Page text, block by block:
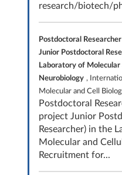
research/biotech/
Postdoctoral
Junior Postdoctoral
Laboratory of Molecular
Neurobiology ,
Molecular and Cell
Postdoctoral
project Junior
Researcher) in the
Molecular and
Recruitment for...